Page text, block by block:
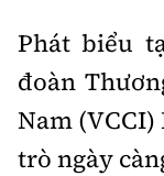
Thi viết về GTVT
Hồ sơ tài liệu
Thế giới giao
Thế giới xây dựng
Du lịch
Khám phá
Lối sống
Video
Khám phá
Phát biểu
đoàn
Nam
trò ngày